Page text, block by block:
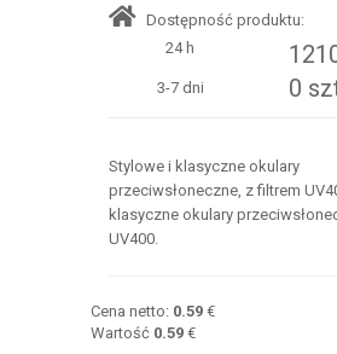
Dostępność produktu:
24 h
3-7 dni 0
Stylowe i klasyczne okulary
przeciwsłoneczne, z filtrem
klasyczne okulary
UV400.
Cena netto: 0.59€
Wartość 0.59€